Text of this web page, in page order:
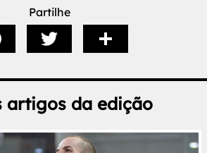
Partilhe
artigos da edição